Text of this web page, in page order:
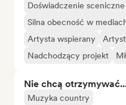
Doświadczenie sceniczne
Silna obecność w
Artysta wspierany
Nadchodzący projekt
Nie chcą
Muzyka country